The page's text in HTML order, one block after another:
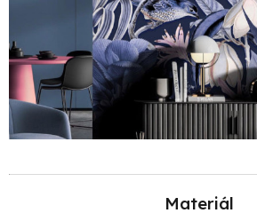
Materiál